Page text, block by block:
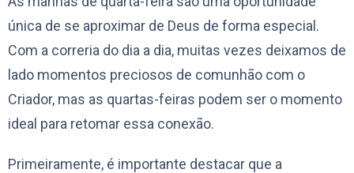
única de se aproximar de Deus de forma especial.
Com a correria do dia a dia, muitas vezes deixamos de
lado momentos preciosos de comunhão com o
Criador, mas as quartas-feiras podem ser o momento
ideal para retomar essa conexão.
Primeiramente, é importante destacar que a